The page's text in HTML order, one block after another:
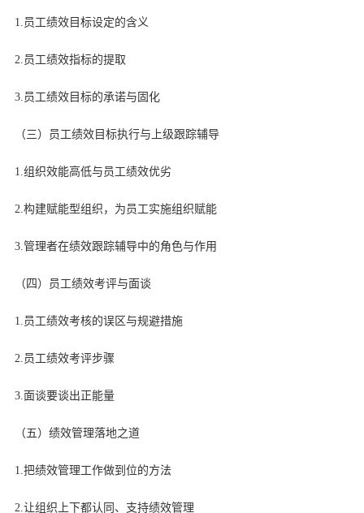
1.员工绩效目标设定的含义
2.员工绩效指标的提取
3.员工绩效目标的承诺与固化
（三）员工绩效目标执行与上级跟踪辅导
1.组织效能高低与员工绩效优劣
2.构建赋能型组织，为员工实施组织赋能
3.管理者在绩效跟踪辅导中的角色与作用
（四）员工绩效考评与面谈
1.员工绩效考核的误区与规避措施
2.员工绩效考评步骤
3.面谈要谈出正能量
（五）绩效管理落地之道
1.把绩效管理工作做到位的方法
2.让组织上下都认同、支持绩效管理